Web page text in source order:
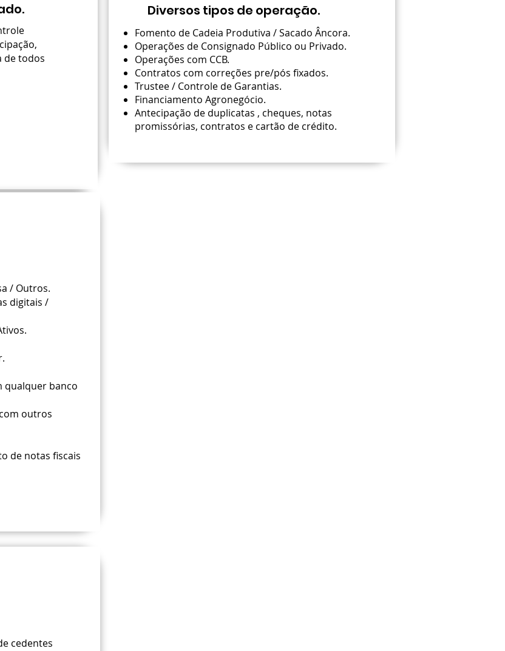
de todos
Diversos tipos de operação.
Fomento de Cadeia Produtiva / Sacado Âncora.
Operações de Consignado Público ou Privado.
Operações com CCB.
Contratos com correções pre/pós fixados.
Trustee / Controle de Garantias.
Financiamento Agronegócio.
Antecipação de duplicatas , cheques, notas
promissórias, contratos e cartão de crédito.
/ Outros.
digitais /
qualquer banco
outros
de notas fiscais
cedentes